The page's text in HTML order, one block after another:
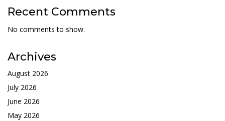
Recent Comments
No comments to show.
Archives
August 2026
July 2026
June 2026
May 2026